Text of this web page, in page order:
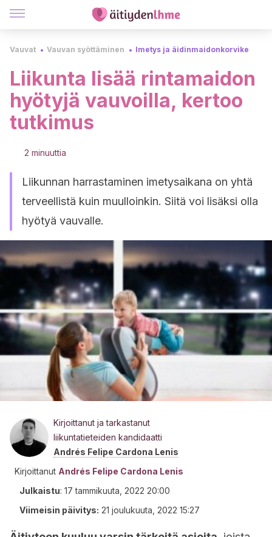
Vauvat Vauvan syöttäminen Imetys ja äidinmaidonkorvike
Liikunta lisää rintamaidon
hyötyjä vauvoilla, kertoo
tutkimus
2 minuuttia
Liikunnan harrastaminen imetysaikana on yhtä
terveellistä kuin muulloinkin. Siitä voi lisäksi olla
hyötyä vauvalle.
Kirjoittanut ja tarkastanut
liikuntatieteiden kandidaatti
Andrés Felipe Cardona Lenis
Kirjoittanut Andrés Felipe Cardona Lenis
Julkaistu: 17 tammikuuta, 2022 20:00
Viimeisin päivitys: 21 joulukuuta, 2022 15:27